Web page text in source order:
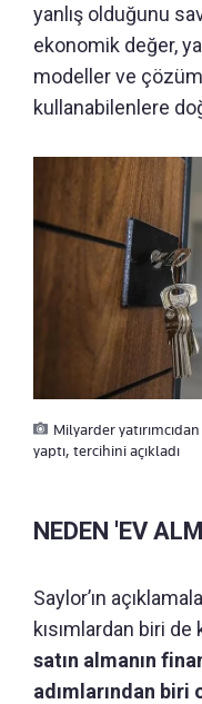
yanlış olduğunu
ekonomik değer,
modeller ve
kullanabilenlere
Milyarder
yaptı, tercihini açıkladı
NEDEN 'EV
Saylor’ın
kısımlardan biri de
satın almanın
adımlarından biri